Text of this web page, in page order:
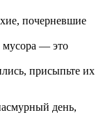
почерневшие
мусора — это
присыпьте их
день,